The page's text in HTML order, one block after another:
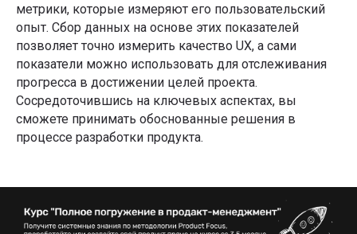
метрики, которые измеряют его пользовательский
опыт. Сбор данных на основе этих показателей
позволяет точно измерить качество UX, а сами
показатели можно использовать для отслеживания
прогресса в достижении целей проекта.
Сосредоточившись на ключевых аспектах, вы
сможете принимать обоснованные решения в
процессе разработки продукта.